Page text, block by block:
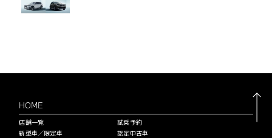
HOME
店舗一覧
新型車／限定車
試乗予約
認定中古車